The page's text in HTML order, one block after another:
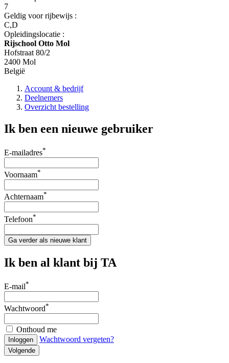
7
Geldig voor rijbewijs :
C,D
Opleidingslocatie :
Rijschool Otto Mol
Hofstraat 80/2
2400 Mol
België
Account & bedrijf
Deelnemers
Overzicht bestelling
Ik ben een nieuwe gebruiker
E-mailadres*
Voornaam*
Achternaam*
Telefoon*
Ga verder als nieuwe klant
Ik ben al klant bij TA
E-mail*
Wachtwoord*
Onthoud me
Inloggen Wachtwoord vergeten?
Volgende